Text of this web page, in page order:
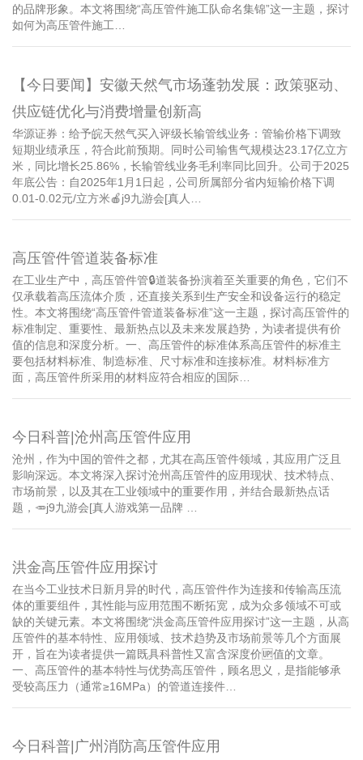
的品牌形象。本文将围绕“高压管件施工队命名集锦”这一主题，探讨
如何为高压管件施工…
【今日要闻】安徽天然气市场蓬勃发展：政策驱动、
供应链优化与消费增量创新高
华源证券：给予皖天然气买入评级长输管线业务：管输价格下调致
短期业绩承压，符合此前预期。同时公司输售气规模达23.17亿立方
米，同比增长25.86%，长输管线业务毛利率同比回升。公司于2025
年底公告：自2025年1月1日起，公司所属部分省内短输价格下调
0.01-0.02元/立方米🍎j9九游会[真人…
高压管件管道装备标准
在工业生产中，高压管件管🔒道装备扮演着至关重要的角色，它们不
仅承载着高压流体介质，还直接关系到生产安全和设备运行的稳定
性。本文将围绕“高压管件管道装备标准”这一主题，探讨高压管件的
标准制定、重要性、最新热点以及未来发展趋势，为读者提供有价
值的信息和深度分析。一、高压管件的标准体系高压管件的标准主
要包括材料标准、制造标准、尺寸标准和连接标准。材料标准方
面，高压管件所采用的材料应符合相应的国际…
今日科普|沧州高压管件应用
沧州，作为中国的管件之都，尤其在高压管件领域，其应用广泛且
影响深远。本文将深入探讨沧州高压管件的应用现状、技术特点、
市场前景，以及其在工业领域中的重要作用，并结合最新热点话
题，🥕j9九游会[真人游戏第一品牌 …
洪金高压管件应用探讨
在当今工业技术日新月异的时代，高压管件作为连接和传输高压流
体的重要组件，其性能与应用范围不断拓宽，成为众多领域不可或
缺的关键元素。本文将围绕“洪金高压管件应用探讨”这一主题，从高
压管件的基本特性、应用领域、技术趋势及市场前景等几个方面展
开，旨在为读者提供一篇既具科普性又富含深度价🆙值的文章。
一、高压管件的基本特性与优势高压管件，顾名思义，是指能够承
受较高压力（通常≥16MPa）的管道连接件…
今日科普|广州消防高压管件应用